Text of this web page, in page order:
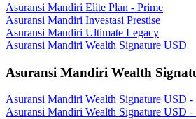
Asuransi Mandiri Elite Plan - Prime
Asuransi Mandiri Investasi Prestise
Asuransi Mandiri Ultimate Legacy
Asuransi Mandiri Wealth Signature USD
Asuransi Mandiri Wealth
Asuransi Mandiri Wealth Signature USD -
Asuransi Mandiri Wealth Signature USD -